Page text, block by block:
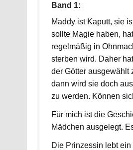
Band 1:
Maddy ist Kaputt, sie
sollte Magie haben,
regelmäßig in
sterben wird. Daher
der Götter ausgewählt
dann wird sie doch
zu werden. Können
Für mich ist die
Mädchen ausgelegt.
Die Prinzessin lebt